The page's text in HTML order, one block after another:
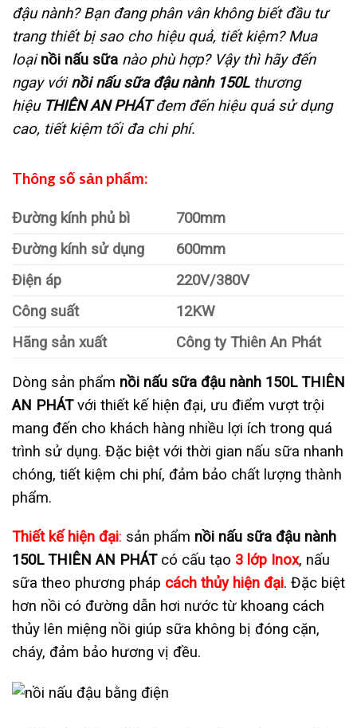
đậu nành? Bạn đang phân vân không biết đầu tư
trang thiết bị sao cho hiệu quả, tiết kiệm? Mua
loại nồi nấu sữa nào phù hợp? Vậy thì hãy đến
ngay vớinồi nấu sữa đậu nành 150Lthương
hiệu THIÊN AN PHÁT đem đến hiệu quả sử dụng
cao, tiết kiệm tối đa chi phí.
Thông số sản phẩm:
Đường kính phủ bì
700mm
Đường kính sử dụng
600mm
Điện áp
220V/380V
Công suất
12KW
Hãng sản xuất
Công ty Thiên An Phát
Dòng sản phẩm nồi nấu sữa đậu nành 150L THIÊN
AN PHÁTvới thiết kế hiện đại, ưu điểm vượt trội
mang đến cho khách hàng nhiều lợi ích trong quá
trình sử dụng. Đặc biệt với thời gian nấu sữa nhanh
chóng, tiết kiệm chi phí, đảm bảo chất lượng thành
phẩm.
Thiết kế hiện đại: sản phẩm nồi nấu sữa đậu nành
150L THIÊN AN PHÁTcó cấu tạo 3 lớp Inox, nấu
sữa theo phương pháp cách thủy hiện đại. Đặc biệt
hơn nồi có đường dẫn hơi nước từ khoang cách
thủy lên miệng nồi giúp sữa không bị đóng cặn,
cháy, đảm bảo hương vị đều.